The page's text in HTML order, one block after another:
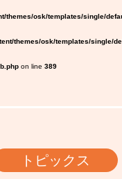
themes/osk/templates/single/
themes/osk/templates/single/
on line 389
トピックス